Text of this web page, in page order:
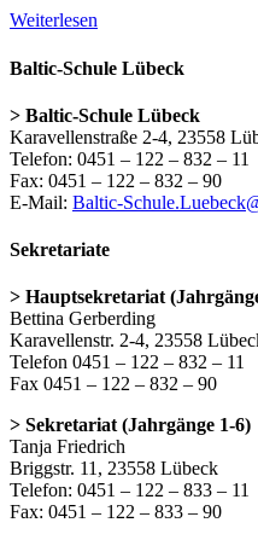
Weiterlesen
Baltic-Schule Lübeck
> Baltic-Schule Lübeck
Karavellenstraße 2-4, 23558
Telefon: 0451 – 122 – 832 – 11
Fax: 0451 – 122 – 832 – 90
E-Mail: Baltic-
Sekretariate
> Hauptsekretariat
Bettina Gerberding
Karavellenstr. 2-4, 23558
Telefon 0451 – 122 – 832 – 11
Fax 0451 – 122 – 832 – 90
> Sekretariat (Jahrgänge 1-6)
Tanja Friedrich
Briggstr. 11, 23558 Lübeck
Telefon: 0451 – 122 – 833 – 11
Fax: 0451 – 122 – 833 – 90